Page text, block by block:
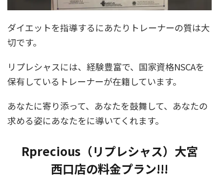
ダイエットを指導するにあたりトレーナーの質は大
切です。
リプレシャスには、経験豊富で、国家資格NSCAを
保有しているトレーナーが在籍しています。
あなたに寄り添って、あなたを鼓舞して、あなたの
求める姿にあなたをに導いてくれます。
Rprecious（リプレシャス）大宮
西口店の料金プラン!!!